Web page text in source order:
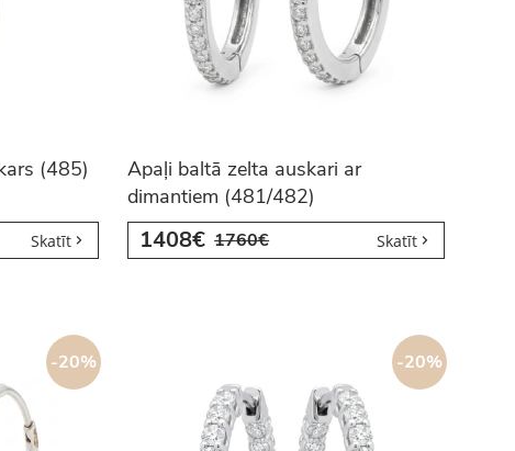
(485)
Skatīt
Apaļi baltā zelta auskari ar
dimantiem (481/482)
1408€ 1760€ Skatīt
-20% -20%